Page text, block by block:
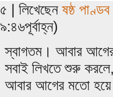
৫ | লিখেছেন ষষ্ঠ পাণ্ডব
৯:৪৬পূর্বাহ্ন)
স্বাগতম। আবার
সবাই লিখতে শুরু
আবার আগের মতো হয়ে